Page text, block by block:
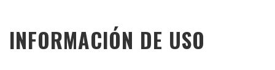
INFORMACIÓN DE USO